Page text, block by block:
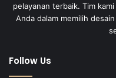
pelayanan terbaik. Tim
Anda dalam memilih
Follow Us